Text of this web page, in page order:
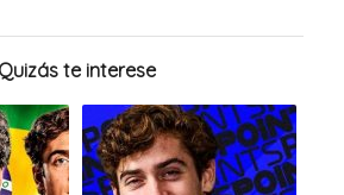
Quizás te interese